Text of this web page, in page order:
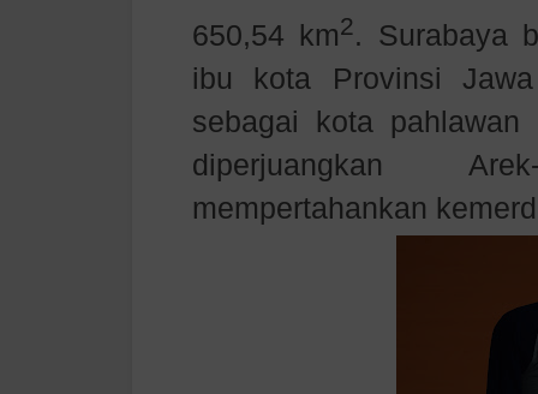
650,54 km2. Surabaya
ibu kota Provinsi
sebagai kota pahlawan
diperjuangkan
mempertahankan